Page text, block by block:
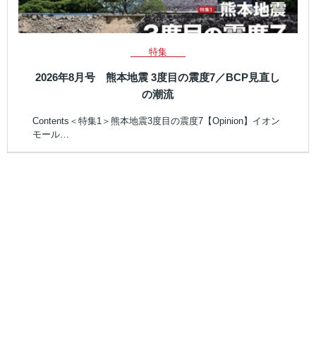
特集
2026年8月号 熊本地震 3度目の震度7／BCP見直し
の潮流
Contents＜特集1＞熊本地震3度目の震度7【Opinion】イオン
モール…